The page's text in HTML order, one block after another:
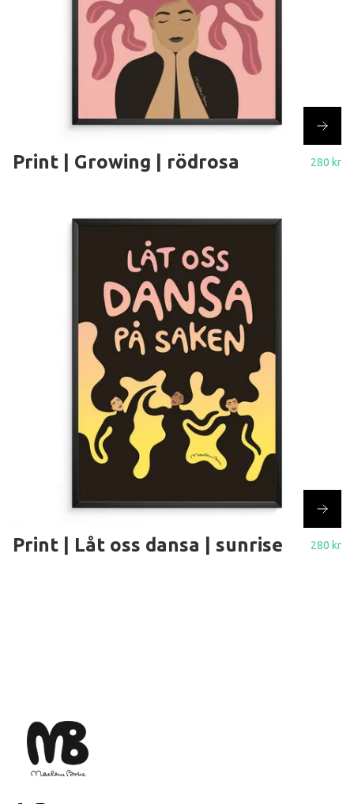
Print | Growing | rödrosa 280 kr
Print | Låt oss dansa | sunrise 280 kr